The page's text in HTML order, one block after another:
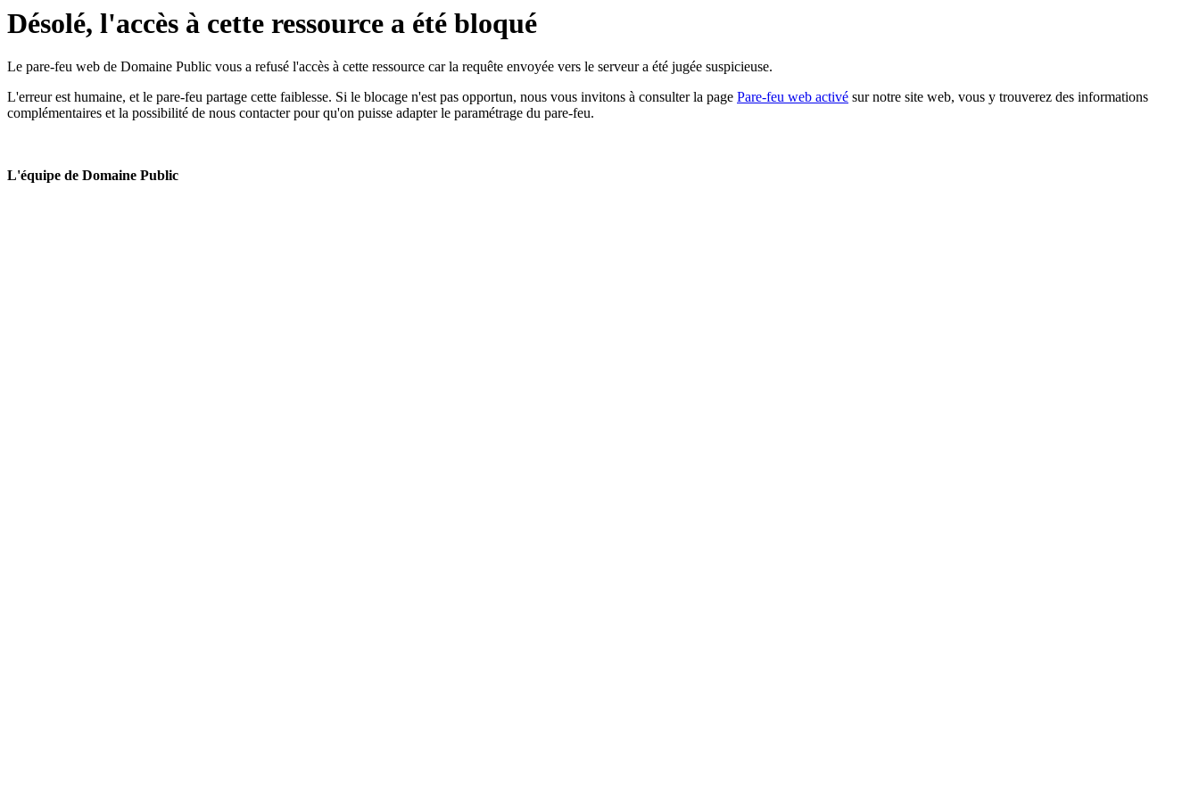
Désolé, l'accès à cette ressource a été bloqué
Le pare-feu web de Domaine Public vous a refusé l'accès à cette ressource car la requête envoyée vers le serveur a été jugée suspicieuse.
L'erreur est humaine, et le pare-feu partage cette faiblesse. Si le blocage n'est pas opportun, nous vous invitons à consulter la page Pare-feu web activé sur notre site web, vous y trouverez des informations
complémentaires et la possibilité de nous contacter pour qu'on puisse adapter le paramétrage du pare-feu.
L'équipe de Domaine Public